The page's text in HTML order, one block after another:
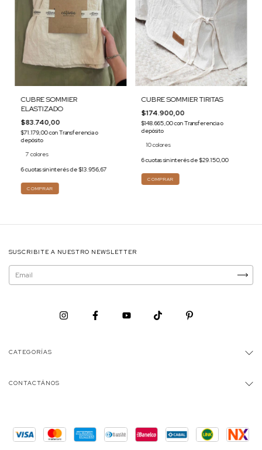
CUBRE SOMMIER
ELASTIZADO
$83.740,00
$71.179,00conTransferencia o
depósito
7 colores
6cuotas sin interés de$13.956,67
COMPRAR
CUBRE SOMMIER TIRITAS
$174.900,00
$148.665,00conTransferencia o
depósito
10 colores
6cuotas sin interés de$29.150,00
COMPRAR
SUSCRIBITE A NUESTRO NEWSLETTER
CATEGORÍAS
CONTACTÁNOS